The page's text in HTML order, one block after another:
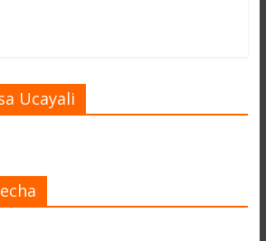
Ucayali